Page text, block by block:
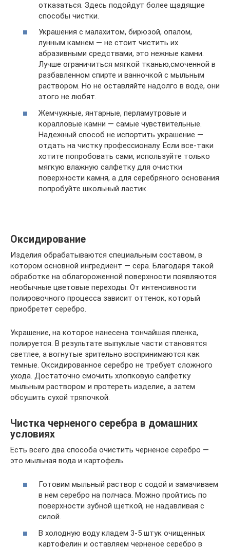
отказаться. Здесь подойдут более щадящие
способы чистки.
Украшения с малахитом, бирюзой, опалом,
лунным камнем — не стоит чистить их
абразивными средствами, это нежные камни.
Лучше ограничиться мягкой тканью,смоченной в
разбавленном спирте и ванночкой с мыльным
раствором. Но не оставляйте надолго в воде, они
этого не любят.
Жемчужные, янтарные, перламутровые и
коралловые камни — самые чувствительные.
Надежный способ не испортить украшение —
отдать на чистку профессионалу. Если все-таки
хотите попробовать сами, используйте только
мягкую влажную салфетку для очистки
поверхности камня, а для серебряного основания
попробуйте школьный ластик.
Оксидирование
Изделия обрабатываются специальным составом, в
котором основной ингредиент — сера. Благодаря такой
обработке на облагороженной поверхности появляются
необычные цветовые переходы. От интенсивности
полировочного процесса зависит оттенок, который
приобретет серебро.
Украшение, на которое нанесена тончайшая пленка,
полируется. В результате выпуклые части становятся
светлее, а вогнутые зрительно воспринимаются как
темные. Оксидированное серебро не требует сложного
ухода. Достаточно смочить хлопковую салфетку
мыльным раствором и протереть изделие, а затем
обсушить сухой тряпочкой.
Чистка черненого серебра в домашних
условиях
Есть всего два способа очистить черненое серебро —
это мыльная вода и картофель.
Готовим мыльный раствор с содой и замачиваем
в нем серебро на полчаса. Можно пройтись по
поверхности зубной щеткой, не надавливая с
силой.
В холодную воду кладем 3-5 штук очищенных
картофелин и оставляем черненое серебро в